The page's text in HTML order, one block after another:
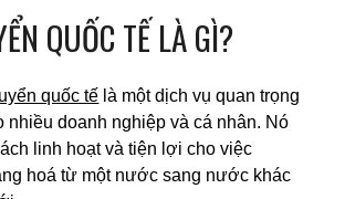
QUỐC TẾ LÀ GÌ?
quốc tế là một dịch vụ quan trọng
nhiều doanh nghiệp và cá nhân. Nó
linh hoạt và tiện lợi cho việc
hoá từ một nước sang nước khác